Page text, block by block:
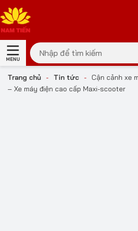
MENU
Trang chủ - Tin tức -
Cận cảnh xe
– Xe máy điện cao cấp Maxi-scooter